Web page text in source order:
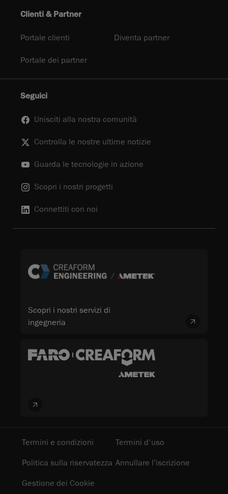
Clienti & Partner
Portale clienti Diventa partner
Portale dei partner
Seguici
Unisciti alla nostra comunità
Controlla le nostre ultime notizie
Guarda le tecnologie in azione
Scopri i nostri progetti
Connettiti con noi
Scopri i nostri servizi di
ingegneria
Termini e condizioni
Termini d'uso
Politica sulla riservatezza Annullare l’iscrizione
Gestione dei Cookie